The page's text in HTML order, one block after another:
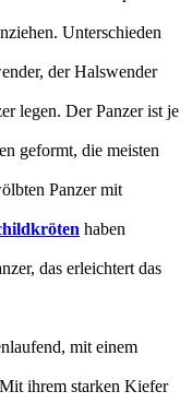
Unterschieden
der Halswender
legen. Der Panzer ist je
geformt, die meisten
Panzer mit
haben
das erleichtert das
mit einem
ihrem starken Kiefer